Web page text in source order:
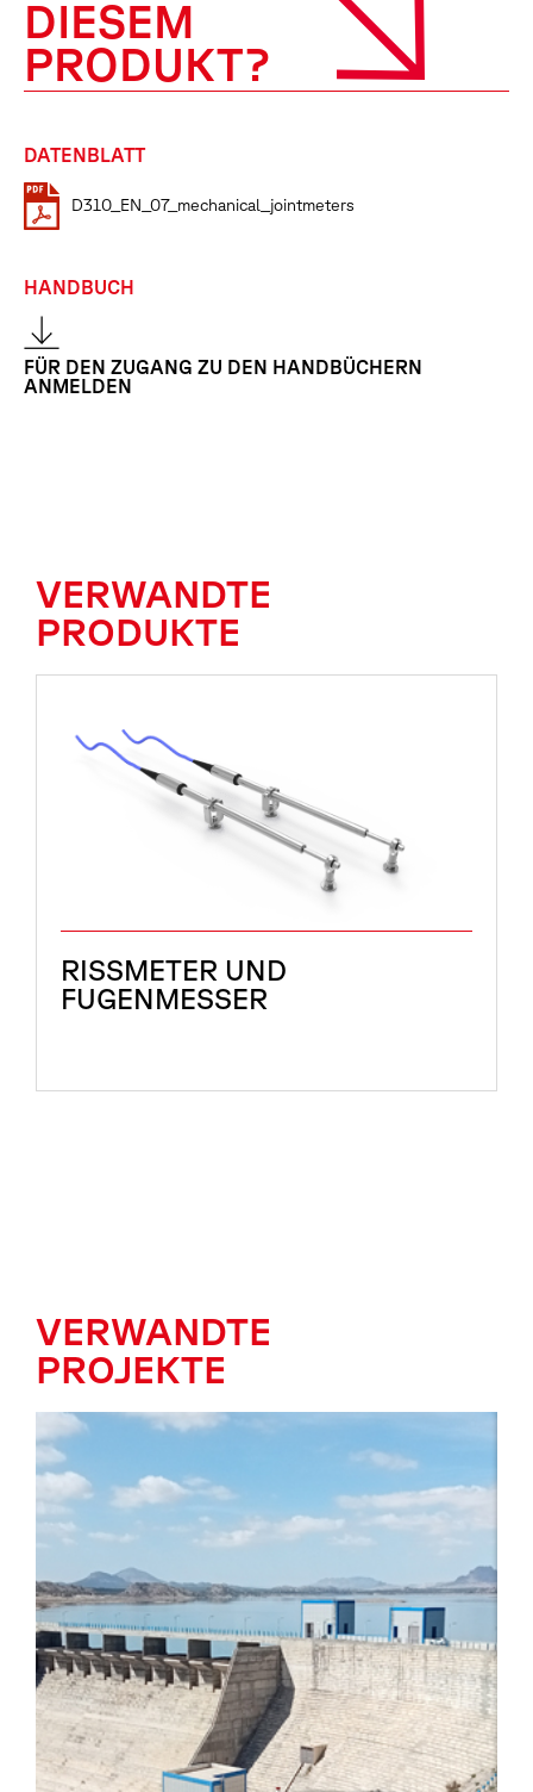
DIESEM
PRODUKT?
DATENBLATT
D310_EN_07_mechanical_jointmeters
HANDBUCH
FÜR DEN ZUGANG ZU DEN HANDBÜCHERN
ANMELDEN
VERWANDTE
PRODUKTE
RISSMETER UND
FUGENMESSER
VERWANDTE
PROJEKTE